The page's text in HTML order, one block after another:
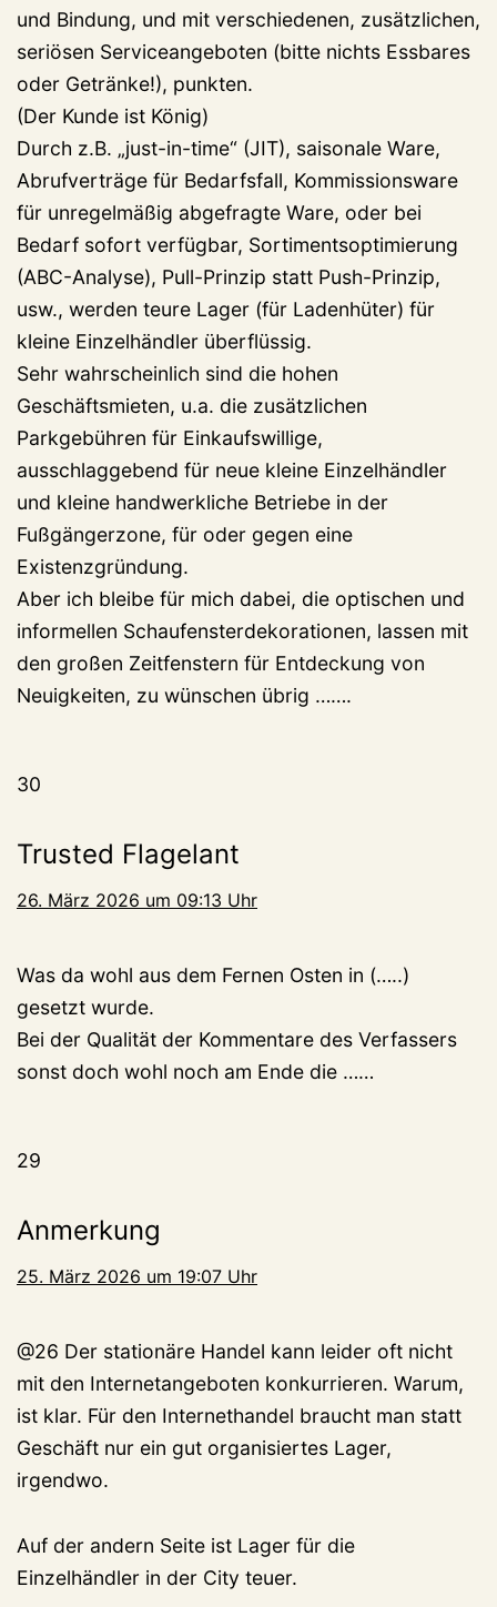
und Bindung, und mit verschiedenen, zusätzlichen,
seriösen Serviceangeboten (bitte nichts Essbares
oder Getränke!), punkten.
(Der Kunde ist König)
Durch z.B. „just-in-time“ (JIT), saisonale Ware,
Abrufverträge für Bedarfsfall, Kommissionsware
für unregelmäßig abgefragte Ware, oder bei
Bedarf sofort verfügbar, Sortimentsoptimierung
(ABC-Analyse), Pull-Prinzip statt Push-Prinzip,
usw., werden teure Lager (für Ladenhüter) für
kleine Einzelhändler überflüssig.
Sehr wahrscheinlich sind die hohen
Geschäftsmieten, u.a. die zusätzlichen
Parkgebühren für Einkaufswillige,
ausschlaggebend für neue kleine Einzelhändler
und kleine handwerkliche Betriebe in der
Fußgängerzone, für oder gegen eine
Existenzgründung.
Aber ich bleibe für mich dabei, die optischen und
informellen Schaufensterdekorationen, lassen mit
den großen Zeitfenstern für Entdeckung von
Neuigkeiten, zu wünschen übrig …….
30
Trusted Flagelant
26. März 2026 um 09:13 Uhr
Was da wohl aus dem Fernen Osten in (…..)
gesetzt wurde.
Bei der Qualität der Kommentare des Verfassers
sonst doch wohl noch am Ende die ……
29
Anmerkung
25. März 2026 um 19:07 Uhr
@26 Der stationäre Handel kann leider oft nicht
mit den Internetangeboten konkurrieren. Warum,
ist klar. Für den Internethandel braucht man statt
Geschäft nur ein gut organisiertes Lager,
irgendwo.
Auf der andern Seite ist Lager für die
Einzelhändler in der City teuer.